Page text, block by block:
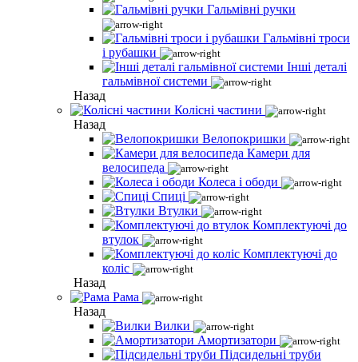
Гальмівні ручки
Гальмівні троси
і рубашки
Інші деталі
гальмівної системи
Назад
Колісні частини
Назад
Велопокришки
Камери для
велосипеда
Колеса і ободи
Спиці
Втулки
Комплектуючі до
втулок
Комплектуючі до
коліс
Назад
Рама
Назад
Вилки
Амортизатори
Підсидельні труби